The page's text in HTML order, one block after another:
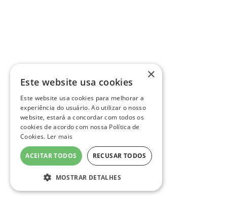
×
Este website usa cookies
Este website usa cookies para melhorar a
experiência do usuário. Ao utilizar o nosso
website, estará a concordar com todos os
cookies de acordo com nossa Política de
Cookies. Ler mais
ACEITAR TODOS RECUSAR TODOS
MOSTRAR DETALHES